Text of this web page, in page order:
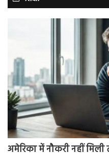
अमेरिका में नौकरी नहीं